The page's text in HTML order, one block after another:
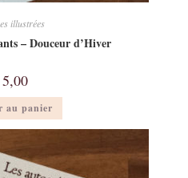
illustrées
– Douceur d’Hiver
au panier